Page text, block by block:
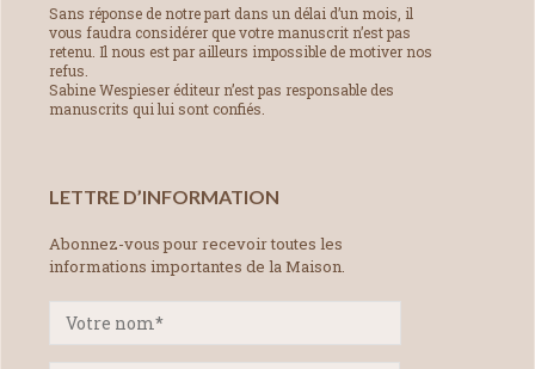
Sans réponse de notre part dans un délai d’un mois, il
vous faudra considérer que votre manuscrit n’est pas
retenu. Il nous est par ailleurs impossible de motiver nos
refus.
Sabine Wespieser éditeur n’est pas responsable des
manuscrits qui lui sont confiés.
LETTRE D’INFORMATION
Abonnez-vous pour recevoir toutes les
informations importantes de la Maison.